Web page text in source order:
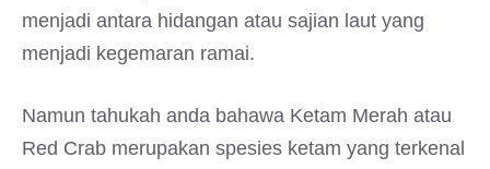
menjadi antara hidangan atau sajian laut yang
menjadi kegemaran ramai.
Namun tahukah anda bahawa Ketam Merah atau
Red Crab merupakan spesies ketam yang terkenal